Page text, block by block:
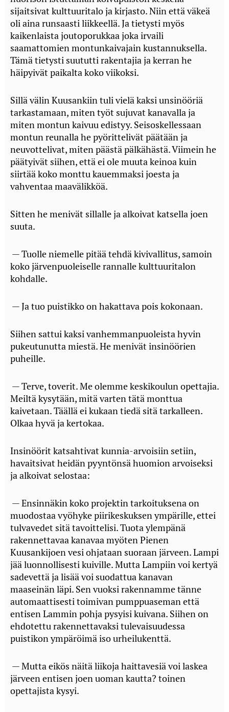
sijaitsivat kulttuuritalo ja kirjasto. Niin että väkeä
oli aina runsaasti liikkeellä. Ja tietysti myös
kaikenlaista joutoporukkaa joka irvaili
saamattomien montunkaivajain kustannuksella.
Tämä tietysti suututti rakentajia ja kerran he
häipyivät paikalta koko viikoksi.
Sillä välin Kuusankiin tuli vielä kaksi unsinööriä
tarkastamaan, miten työt sujuvat kanavalla ja
miten montun kaivuu edistyy. Seisoskellessaan
montun reunalla he pyörittelivät päätään ja
neuvottelivat, miten päästä pälkähästä. Viimein he
päätyivät siihen, että ei ole muuta keinoa kuin
siirtää koko monttu kauemmaksi joesta ja
vahventaa maavälikköä.
Sitten he menivät sillalle ja alkoivat katsella joen
suuta.
— Tuolle niemelle pitää tehdä kivivallitus, samoin
koko järvenpuoleiselle rannalle kulttuuritalon
kohdalle.
— Ja tuo puistikko on hakattava pois kokonaan.
Siihen sattui kaksi vanhemmanpuoleista hyvin
pukeutunutta miestä. He menivät insinöörien
puheille.
— Terve, toverit. Me olemme keskikoulun opettajia.
Meiltä kysytään, mitä varten tätä monttua
kaivetaan. Täällä ei kukaan tiedä sitä tarkalleen.
Olkaa hyvä ja kertokaa.
Insinöörit katsahtivat kunnia-arvoisiin setiin,
havaitsivat heidän pyyntönsä huomion arvoiseksi
ja alkoivat selostaa:
— Ensinnäkin koko projektin tarkoituksena on
muodostaa vyöhyke piirikeskuksen ympärille, ettei
tulvavedet sitä tavoittelisi. Tuota ylempänä
rakennettavaa kanavaa myöten Pienen
Kuusankijoen vesi ohjataan suoraan järveen. Lampi
jää luonnollisesti kuiville. Mutta Lampiin voi kertyä
sadevettä ja lisää voi suodattua kanavan
maaseinän läpi. Sen vuoksi rakennamme tänne
automaattisesti toimivan pumppuaseman että
entisen Lammin pohja pysyisi kuivana. Siihen on
ehdotettu rakennettavaksi tulevaisuudessa
puistikon ympäröimä iso urheilukenttä.
— Mutta eikös näitä liikoja haittavesiä voi laskea
järveen entisen joen uoman kautta? toinen
opettajista kysyi.